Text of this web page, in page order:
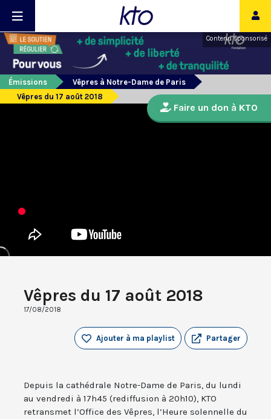
Contenu sponsorisé
Émissions
Vêpres à Notre-Dame de Paris
Vêpres du 17 août 2018
Vêpres du 17 août 2018
17/08/2018
Partager
Ajouter à ma playlist
Depuis la cathédrale Notre-Dame de Paris, du lundi
au vendredi à 17h45 (rediffusion à 20h10), KTO
retransmet l’Office des Vêpres, l’Heure solennelle du
Faire un don à KTO